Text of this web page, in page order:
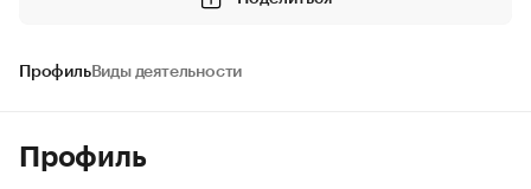
ПрофильВиды деятельности
Профиль